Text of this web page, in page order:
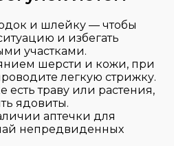
и шлейку — чтобы
и избегать
участками.
шерсти и кожи, при
легкую стрижку.
есть траву или растения,
ядовиты.
аптечки для
непредвиденных